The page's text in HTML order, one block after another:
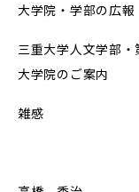
大学院・学部の広報
三重大学人文学部
大学院のご案内
雑感